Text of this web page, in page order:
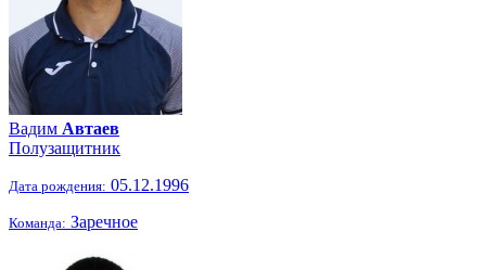
Вадим Автаев
Полузащитник
Дата рождения: 05.12.1996
Команда: Заречное